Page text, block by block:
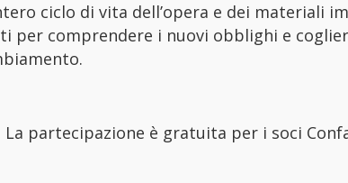
ciclo di vita dell’opera e dei materiali
per comprendere i nuovi obblighi e
La partecipazione è gratuita per i soci